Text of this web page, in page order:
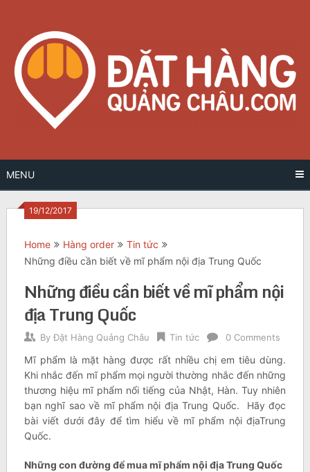
content
MENU
19/12/2017
Home Hàng order
Tin tức
Những điều cần biết về mĩ phẩm nội địa Trung Quốc
Những điều cần biết về mĩ phẩm nội
địa Trung Quốc
By Đặt Hàng Quảng Châu Tin tức 0 Comments
Mĩ phẩm là mặt hàng được rất nhiều chị em tiêu dùng.
Khi nhắc đến mĩ phẩm mọi người thường nhắc đến những
thương hiệu mĩ phẩm nổi tiếng của Nhật, Hàn. Tuy nhiên
bạn nghĩ sao về mĩ phẩm nội địa Trung Quốc. Hãy đọc
bài viết dưới đây để tìm hiểu về mĩ phẩm nội địaTrung
Quốc.
Những con đường để mua mĩ phẩm nội địa Trung Quốc